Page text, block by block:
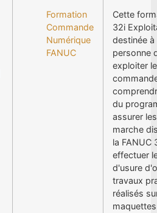
Formation
Commande
Numérique
FANUC
Cette
32i
destinée
personne
exploiter
du
assurer
marche
la FANUC
effectuer
d'usure
travaux
réalisés